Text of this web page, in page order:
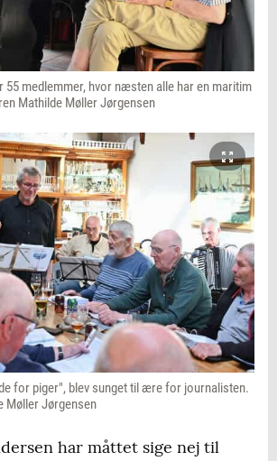
medlemmer, hvor næsten alle har en maritim
Mathilde Møller Jørgensen
for piger", blev sunget til ære for journalisten.
Møller Jørgensen
har måttet sige nej til